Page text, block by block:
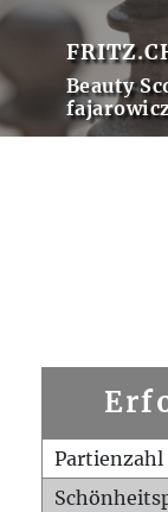
Beauty
Partienzahl